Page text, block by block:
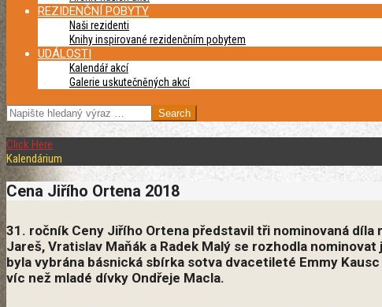
REZIDENČNÍ POBYTY
Naši rezidenti
Knihy inspirované rezidenčním pobytem
UDÁLOSTI
Kalendář akcí
Galerie uskutečněných akcí
SEARCH
Click Here
Kalendárium
Cena Jiřího Ortena 2018
31. ročník Ceny Jiřího Ortena představil tři nominovaná
Jareš, Vratislav Maňák a Radek Malý se rozhodla
byla vybrána básnická sbírka sotva dvacetileté Emmy
víc než mladé dívky Ondřeje Macla.